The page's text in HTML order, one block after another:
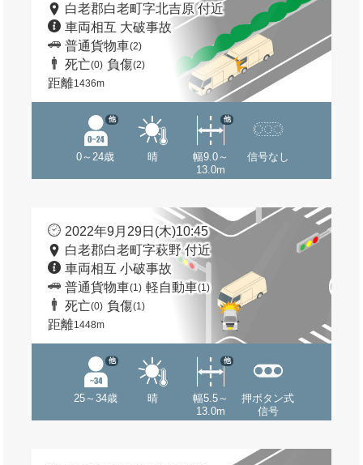
白老郡白老町字北吉原 付近
車両相互 大破事故
普通貨物車(2)
死亡(0) 負傷(2)
距離1436m
0～24歳
他
晴
幅9.0～
13.0m
他
信号なし
2022年9月29日(木)10:45
白老郡白老町字萩野 付近
車両相互 小破事故
普通貨物車(1) 軽自動車(1)
死亡(0) 負傷(1)
距離1448m
25～34歳
他
晴
幅5.5～
13.0m
他
押ボタン式
信号